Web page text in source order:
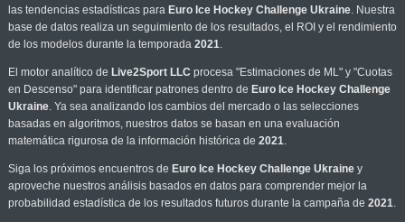
las tendencias estadísticas para Euro Ice Hockey Challenge Ukraine. Nuestra
base de datos realiza un seguimiento de los resultados, el ROI y el rendimiento
de los modelos durante la temporada 2021.
El motor analítico de Live2Sport LLC procesa "Estimaciones de ML" y "Cuotas
en Descenso" para identificar patrones dentro de Euro Ice Hockey Challenge
Ukraine. Ya sea analizando los cambios del mercado o las selecciones
basadas en algoritmos, nuestros datos se basan en una evaluación
matemática rigurosa de la información histórica de 2021.
Siga los próximos encuentros de Euro Ice Hockey Challenge Ukrainey
aproveche nuestros análisis basados en datos para comprender mejor la
probabilidad estadística de los resultados futuros durante la campaña de 2021.